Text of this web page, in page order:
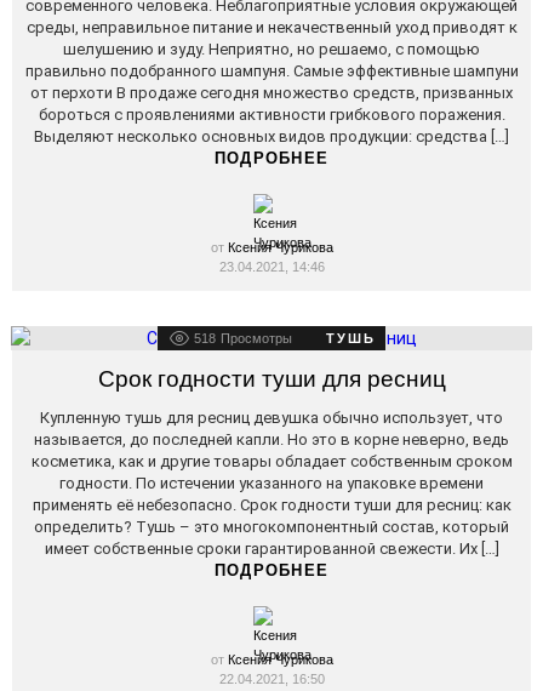
современного человека. Неблагоприятные условия окружающей
среды, неправильное питание и некачественный уход приводят к
шелушению и зуду. Неприятно, но решаемо, с помощью
правильно подобранного шампуня. Самые эффективные шампуни
от перхоти В продаже сегодня множество средств, призванных
бороться с проявлениями активности грибкового поражения.
Выделяют несколько основных видов продукции: средства […]
ПОДРОБНЕЕ
от Ксения Чурикова
23.04.2021, 14:46
518 Просмотры ТУШЬ
Срок годности туши для ресниц
Купленную тушь для ресниц девушка обычно использует, что
называется, до последней капли. Но это в корне неверно, ведь
косметика, как и другие товары обладает собственным сроком
годности. По истечении указанного на упаковке времени
применять её небезопасно. Срок годности туши для ресниц: как
определить? Тушь – это многокомпонентный состав, который
имеет собственные сроки гарантированной свежести. Их […]
ПОДРОБНЕЕ
от Ксения Чурикова
22.04.2021, 16:50